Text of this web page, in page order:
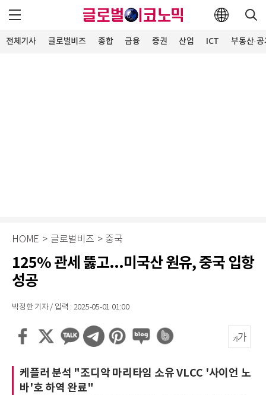
전체기사 글로벌비즈 종합 금융 증권 산업 ICT 부동산·
HOME > 글로벌비즈 > 중국
125% 관세 뚫고...미국산 원유, 중국 입항
성공
박정한 기자 / 입력 : 2025-05-01 01:00
케플러 분석 "조디악 마리타임 소유 VLCC '사이언 노
바'호 하역 완료"